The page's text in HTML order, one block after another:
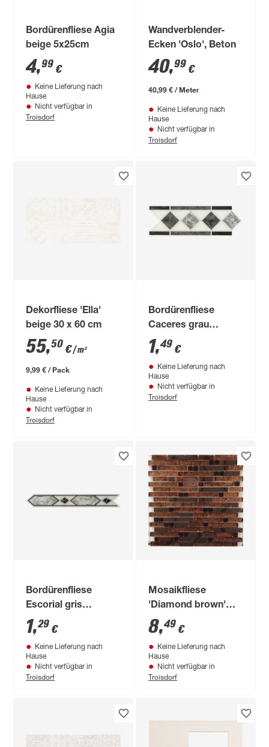
Bordürenfliese Agia
beige 5x25cm
4,99 €
Keine Lieferung nach
Hause
Nicht verfügbar in
Troisdorf
Wandverblender-
Ecken 'Oslo', Beton
40,99 €
40,99 € / Meter
Keine Lieferung nach
Hause
Nicht verfügbar in
Troisdorf
Dekorfliese 'Ella'
beige 30 x 60 cm
55,50 €/ m²
9,99 € / Pack
Keine Lieferung nach
Hause
Nicht verfügbar in
Troisdorf
Bordürenfliese
Caceres grau
7,5x20cm
1,49 €
Keine Lieferung nach
Hause
Nicht verfügbar in
Troisdorf
Bordürenfliese
Escorial gris
3x20cm
1,29 €
Keine Lieferung nach
Hause
Nicht verfügbar in
Troisdorf
Mosaikfliese
'Diamond brown'
29,8 x 30,4cm
8,49 €
Keine Lieferung nach
Hause
Nicht verfügbar in
Troisdorf